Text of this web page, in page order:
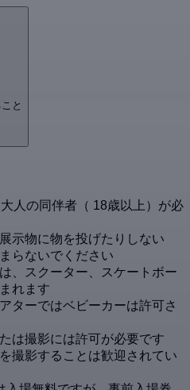
と
人の同伴者（ 18歳以上）が必
示物に物を投げたりしない
らないでください
、スクーター、スケートボー
れます
ターではベビーカーは許可さ
は撮影には許可が必要です
撮影することは歓迎されてい